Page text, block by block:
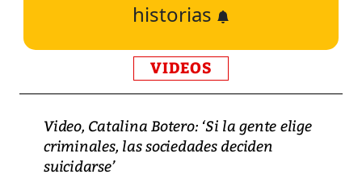
historias
VIDEOS
Video, Catalina Botero: ‘Si la gente elige
criminales, las sociedades deciden
suicidarse’